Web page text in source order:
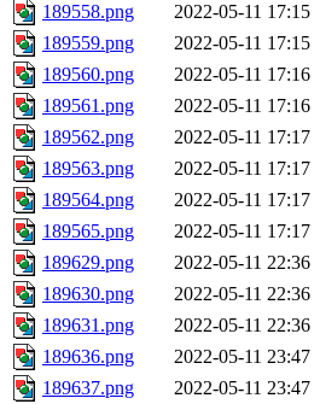
189558.png
2022-05-11 17:15
189559.png
2022-05-11 17:15
189560.png
2022-05-11 17:16
189561.png
2022-05-11 17:16
189562.png
2022-05-11 17:17
189563.png
2022-05-11 17:17
189564.png
2022-05-11 17:17
189565.png
2022-05-11 17:17
189629.png
2022-05-11 22:36
189630.png
2022-05-11 22:36
189631.png
2022-05-11 22:36
189636.png
2022-05-11 23:47
189637.png
2022-05-11 23:47